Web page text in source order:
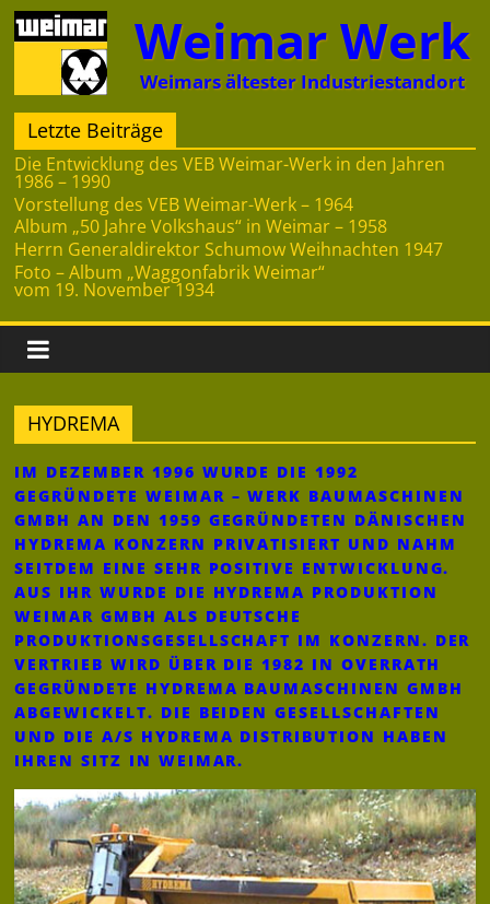
Zum
Inhalt
springen
Weimar Werk
Weimars ältester Industriestandort
Letzte Beiträge
Die Entwicklung des VEB Weimar-Werk in den Jahren
1986 – 1990
Vorstellung des VEB Weimar-Werk – 1964
Album „50 Jahre Volkshaus“ in Weimar – 1958
Herrn Generaldirektor Schumow Weihnachten 1947
Foto – Album „Waggonfabrik Weimar“
vom 19. November 1934
HYDREMA
IM DEZEMBER 1996 WURDE DIE 1992
GEGRÜNDETE WEIMAR – WERK BAUMASCHINEN
GMBH AN DEN 1959 GEGRÜNDETEN DÄNISCHEN
HYDREMA KONZERN PRIVATISIERT UND NAHM
SEITDEM EINE SEHR POSITIVE ENTWICKLUNG.
AUS IHR WURDE DIE HYDREMA PRODUKTION
WEIMAR GMBH ALS DEUTSCHE
PRODUKTIONSGESELLSCHAFT IM KONZERN. DER
VERTRIEB WIRD ÜBER DIE 1982 IN OVERRATH
GEGRÜNDETE HYDREMA BAUMASCHINEN GMBH
ABGEWICKELT. DIE BEIDEN GESELLSCHAFTEN
UND DIE A/S HYDREMA DISTRIBUTION HABEN
IHREN SITZ IN WEIMAR.